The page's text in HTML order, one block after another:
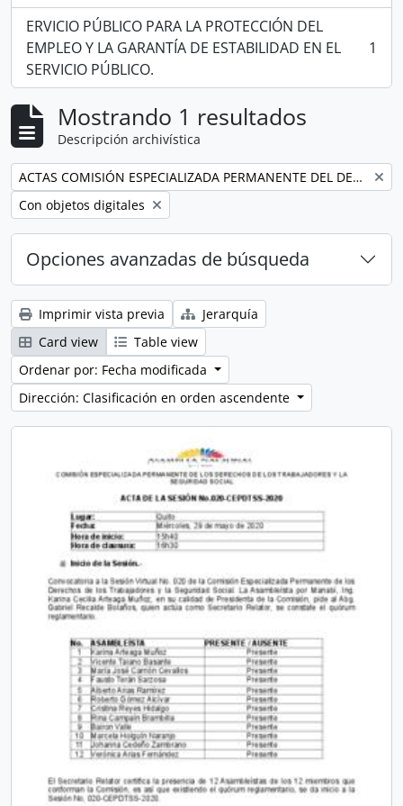
ERVICIO PÚBLICO PARA LA PROTECCIÓN DEL
EMPLEO Y LA GARANTÍA DE ESTABILIDAD EN EL
SERVICIO PÚBLICO.
, 1 resultados 1
Mostrando 1 resultados
Descripción archivística
Remove filter:
ACTAS COMISIÓN ESPECIALIZADA PERMANENTE DEL DERECHO AL TRABAJO Y A LA SEGURIDAD SOCIAL
Remove filter:
Con objetos digitales
Opciones avanzadas de búsqueda
Imprimir vista previa
Jerarquía
Card view
Table view
Ordenar por: Fecha modificada
Dirección: Clasificación en orden ascendente